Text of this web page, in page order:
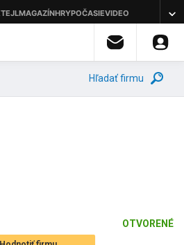
Hľadať firmu
OTVORENÉ